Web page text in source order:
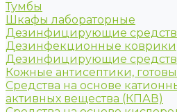
Тумбы
Шкафы лабораторные
Дезинфицирующие
Дезинфекционные коврики
Дезинфицирующие
Кожные антисептики,
Средства на основе
активных вещества (КПАВ)